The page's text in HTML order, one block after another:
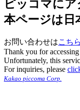
ピッコマに
本ページは日
お問い合わせはこちら
Thank you for
Unfortunately, this
For inquiries, please
Kakao piccoma Corp.